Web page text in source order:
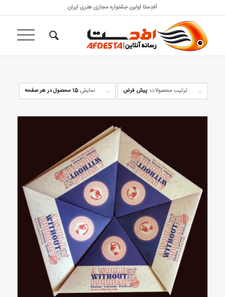
اَفدِستا اولین جشنواره مجازی هنری ایران
ترتیب محصولات: پیش فرض نمایش 15 محصول در هر صفحه